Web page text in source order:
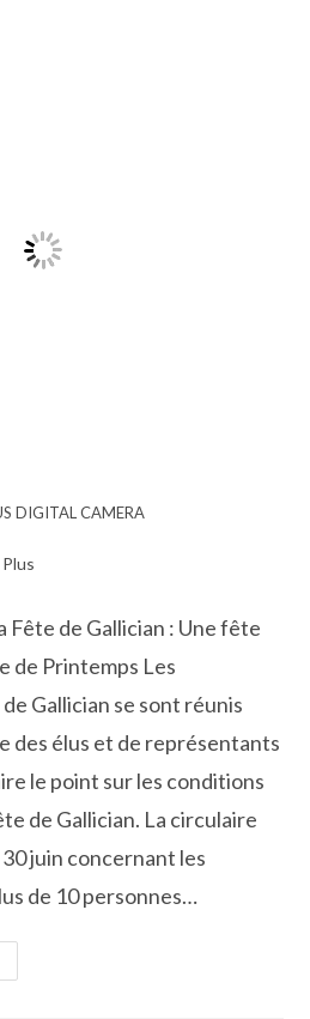
DIGITAL CAMERA
:
Fête de Gallician : Une fête
de Printemps Les
Gallician se sont réunis
des élus et de représentants
le point sur les conditions
de Gallician. La circulaire
juin concernant les
de 10 personnes…